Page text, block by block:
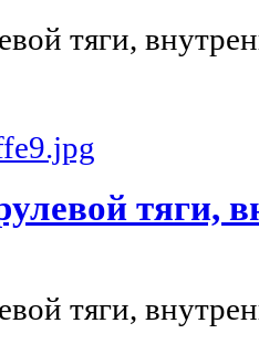
тяги,
тяги,
тяги,